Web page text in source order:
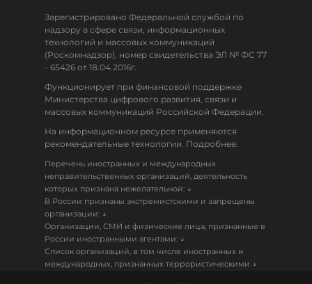
Зарегистрировано Федеральной службой по
надзору в сфере связи, информационных
технологий и массовых коммуникаций
(Роскомнадзор), номер свидетельства ЭЛ № ФС 77
- 65426 от 18.04.2016г.
Функционирует при финансовой поддержке
Министерства цифрового развития, связи и
массовых коммуникаций Российской Федерации.
На информационном ресурсе применяются
рекомендательные технологии. Подробнее.
Перечень иностранных и международных
неправительственных организаций, деятельность
которых признана нежелательной: ↓
В России признаны экстремистскими и запрещены
организации: ↓
Организации, СМИ и физические лица, признанные в
России иностранными агентами: ↓
Список организаций, в том числе иностранных и
международных, признанных террористическими ↓